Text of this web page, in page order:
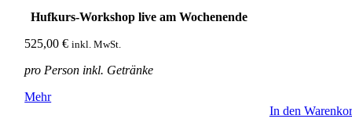
Hufkurs-Workshop live am Wochenende
525,00€ inkl. MwSt.
pro Person inkl. Getränke
Mehr
In den